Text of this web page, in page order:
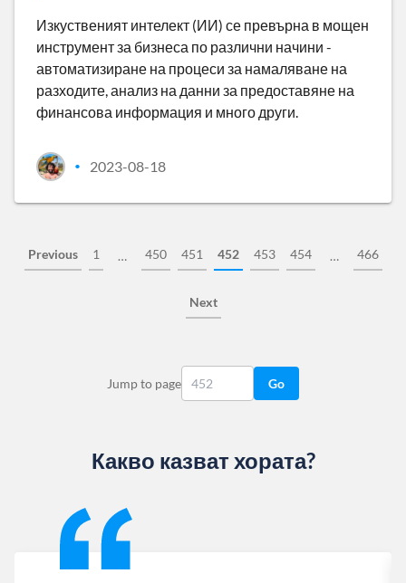
Изкуственият интелект (ИИ) се превърна в мощен
инструмент за бизнеса по различни начини -
автоматизиране на процеси за намаляване на
разходите, анализ на данни за предоставяне на
финансова информация и много други.
• 2023-08-18
Previous 1 … 450 451 452 453 454 … 466
Next
Jump to page Go
Какво казват хората?